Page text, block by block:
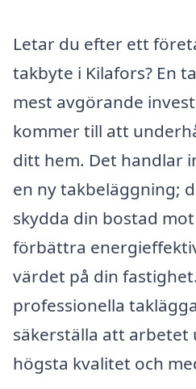
Letar du efter ett
takbyte i Kilafors? En
mest avgörande
kommer till att
ditt hem. Det handlar
en ny takbeläggning;
skydda din bostad
förbättra
värdet på din
professionella
säkerställa att
högsta kvalitet och